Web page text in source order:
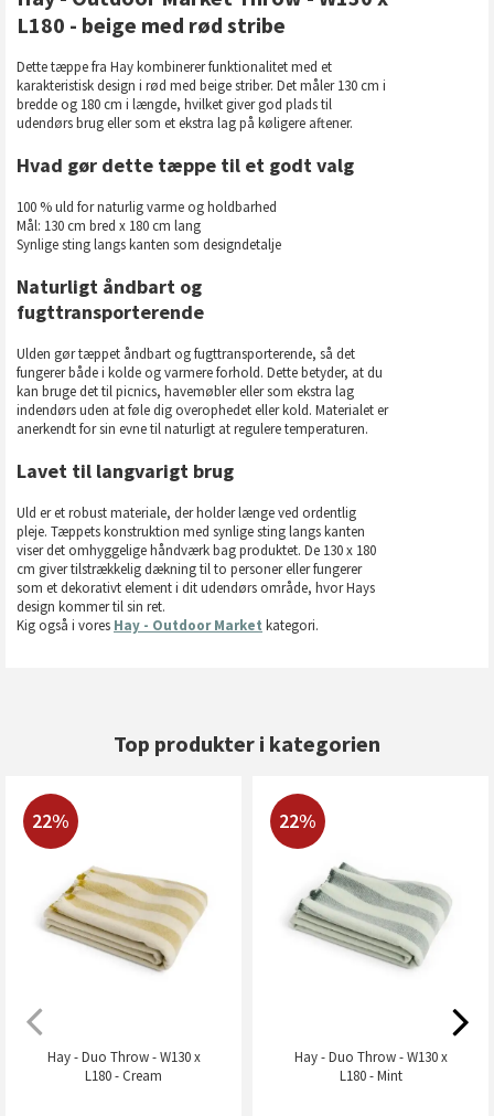
L180 - beige med rød stribe
Dette tæppe fra Hay kombinerer funktionalitet med et
karakteristisk design i rød med beige striber. Det måler 130 cm i
bredde og 180 cm i længde, hvilket giver god plads til
udendørs brug eller som et ekstra lag på køligere aftener.
Hvad gør dette tæppe til et godt valg
100 % uld for naturlig varme og holdbarhed
Mål: 130 cm bred x 180 cm lang
Synlige sting langs kanten som designdetalje
Naturligt åndbart og
fugttransporterende
Ulden gør tæppet åndbart og fugttransporterende, så det
fungerer både i kolde og varmere forhold. Dette betyder, at du
kan bruge det til picnics, havemøbler eller som ekstra lag
indendørs uden at føle dig overophedet eller kold. Materialet er
anerkendt for sin evne til naturligt at regulere temperaturen.
Lavet til langvarigt brug
Uld er et robust materiale, der holder længe ved ordentlig
pleje. Tæppets konstruktion med synlige sting langs kanten
viser det omhyggelige håndværk bag produktet. De 130 x 180
cm giver tilstrækkelig dækning til to personer eller fungerer
som et dekorativt element i dit udendørs område, hvor Hays
design kommer til sin ret.
Kig også i vores Hay - Outdoor Market kategori.
Top produkter i kategorien
22%
Hay - Duo Throw - W130 x
L180 - Cream
22%
Hay - Duo Throw - W130 x
L180 - Mint